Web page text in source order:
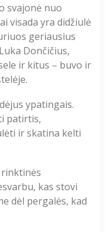
svajonė nuo
visada yra didžiulė
geriausius
Luka Dončičius,
ir kitus – buvo ir
.
ypatingais.
patirtis,
ir skatina kelti
kas stovi
dėl pergalės, kad